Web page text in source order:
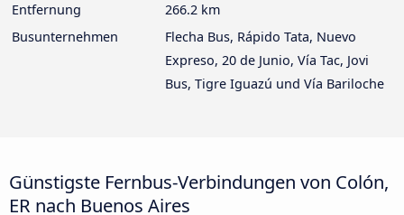
Entfernung
266.2 km
Busunternehmen
Flecha Bus, Rápido Tata, Nuevo
Expreso, 20 de Junio, Vía Tac, Jovi
Bus, Tigre Iguazú und Vía Bariloche
Günstigste Fernbus-Verbindungen von Colón,
ER nach Buenos Aires